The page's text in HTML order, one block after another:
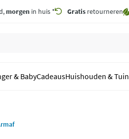
morgen in huis * Gratis retourneren
& BabyCadeausHuishouden & Tuin